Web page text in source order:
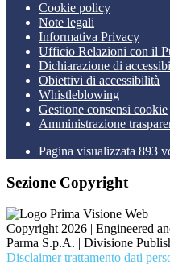
Cookie policy
Note legali
Informativa Privacy
Ufficio Relazioni con il
Dichiarazione di
Obiettivi di accessibilità
Whistleblowing
Gestione consensi cookie
Amministrazione
Pagina visualizzata 893
Sezione Copyright
Copyright 2026 | Engineered
Parma S.p.A. | Divisione
Disclaimer trattamento dati